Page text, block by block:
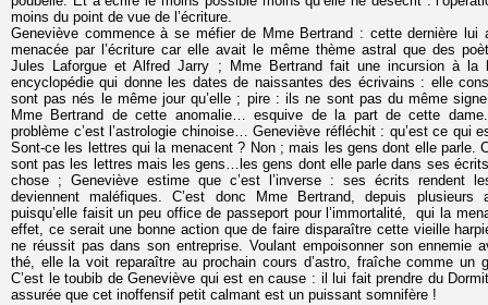
moins du point de vue de l’écriture.
Geneviève commence à se méfier de Mme Bertrand : cette dernière
menacée par l’écriture car elle avait le même thème astral que des
Jules Laforgue et Alfred Jarry ; Mme Bertrand fait une incursion à la
encyclopédie qui donne les dates de naissantes des écrivains : elle
sont pas nés le même jour qu’elle ; pire : ils ne sont pas du même
Mme Bertrand de cette anomalie… esquive de la part de cette
problème c’est l’astrologie chinoise… Geneviève réfléchit : qu’est ce qui
Sont-ce les lettres qui la menacent ? Non ; mais les gens dont elle parle.
sont pas les lettres mais les gens…les gens dont elle parle dans ses
chose ; Geneviève estime que c’est l’inverse : ses écrits rendent
deviennent maléfiques. C’est donc Mme Bertrand, depuis
puisqu’elle faisit un peu office de passeport pour l’immortalité, qui la
effet, ce serait une bonne action que de faire disparaître cette vieille
ne réussit pas dans son entreprise. Voulant empoisonner son ennemie
thé, elle la voit reparaître au prochain cours d’astro, fraîche comme un
C’est le toubib de Geneviève qui est en cause : il lui fait prendre du
assurée que cet inoffensif petit calmant est un puissant somnifère !